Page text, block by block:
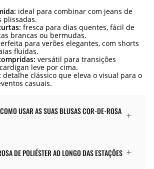
ideal para combinar com jeans de
plissadas.
fresca para dias quentes, fácil de
brancas ou bermudas.
para verões elegantes, com shorts
fluídas.
versátil para transições
leve por cima.
detalhe clássico que eleva o visual para o
casuais.
USAR AS SUAS BLUSAS COR-DE-ROSA
DE POLIÉSTER AO LONGO DAS ESTAÇÕES